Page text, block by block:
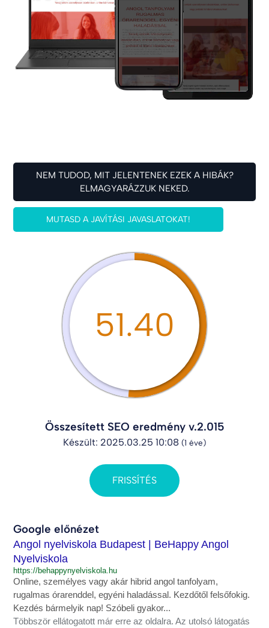
NEM TUDOD, MIT JELENTENEK EZEK A HIBÁK?
ELMAGYARÁZZUK NEKED.
MUTASD A JAVÍTÁSI JAVASLATOKAT!
51.40
Összesített SEO eredmény v.2.015
Készült: 2025.03.25 10:08 (1 éve)
FRISSÍTÉS
Google előnézet
Angol nyelviskola Budapest | BeHappy Angol
Nyelviskola
https://behappynyelviskola.hu
Online, személyes vagy akár hibrid angol tanfolyam,
rugalmas órarenddel, egyéni haladással. Kezdőtől felsőfokig.
Kezdés bármelyik nap! Szóbeli gyakor...
Többször ellátogatott már erre az oldalra. Az utolsó látogatás